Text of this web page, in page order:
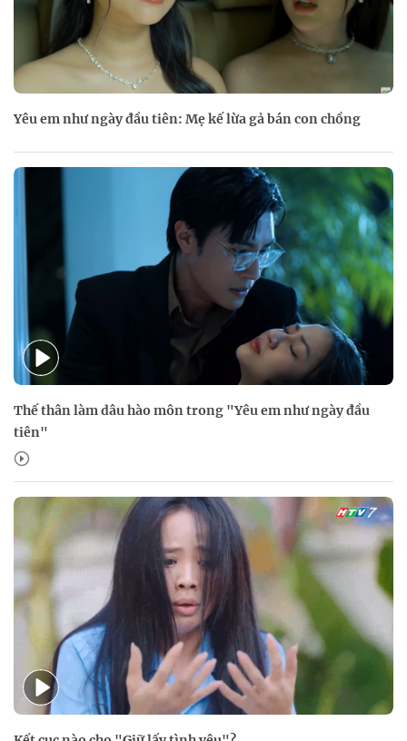
Yêu em như ngày đầu tiên: Mẹ kế lừa gả bán con chồng
Thế thân làm dâu hào môn trong "Yêu em như ngày đầu
tiên"